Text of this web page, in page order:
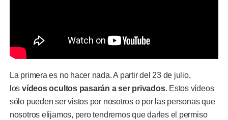
La primera es no hacer nada. A partir del 23 de julio,
losvídeos ocultos pasarán a ser privados. Estos vídeos
sólo pueden ser vistos por nosotros o por las personas que
nosotros elijamos, pero tendremos que darles el permiso